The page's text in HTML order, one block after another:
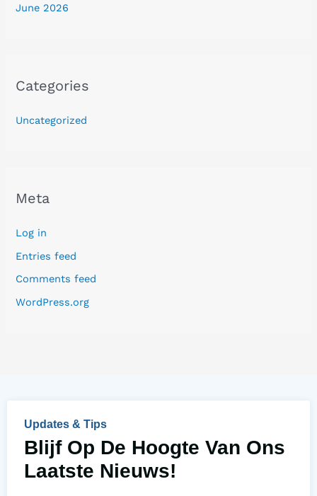
June 2026
Categories
Uncategorized
Meta
Log in
Entries feed
Comments feed
WordPress.org
Updates & Tips
Blijf Op De Hoogte Van Ons
Laatste Nieuws!